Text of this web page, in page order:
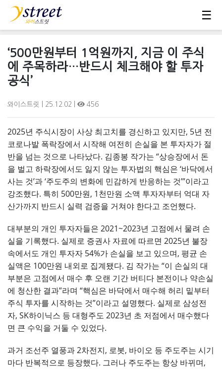
☰
‘500만원부터 1억원까지, 지금 이 주식
에 주목하라…반드시 체크해야 할 투자
공식’
와이스트릿 | 25.12.02 | 456
2025년 주식시장이 사상 최고치를 경신하고 있지만, 5년 전
코로나발 폭락장에서 시작해 여전히 손실을 본 투자자가 절
반을 넘는 것으로 나타났다. 김종봉 작가는 “상승장에서 돈
을 벌고 하락장에서도 잃지 않는 투자법의 핵심은 ‘바닥에서
사는 것’과 ‘주도주의 변화에 민감하게 반응하는 것’”이라고
강조했다. 특히 500만원, 1천만원 소액 투자자부터 억대 자
산가까지 반드시 실력 검증을 거쳐야 한다고 조언했다.
대부분의 개인 투자자들은 2021~2023년 고점에서 물려 손
실을 기록했다. 실제로 증권사 자료에 따르면 2025년 불장
속에서도 개인 투자자 54%가 손실을 보고 있으며, 평균 손
실액은 100만원 내외로 집계됐다. 김 작가는 “이 손실의 대
부분은 고점에서 매수 후 오랜 기간 버티다 본전이나 약손실
에 청산한 결과”라며 “핵심은 바닥에서 매수해 허리 밑부터
주식 투자를 시작하는 것”이라고 설명했다. 실제로 삼성전
자, SK하이닉스 등 대형주도 2023년 초 저점에서 매수했다
면 큰 수익을 거둘 수 있었다.
과거 조선주 열풍과 2차전지, 로봇, 바이오 등 주도주는 시기
마다 반복적으로 등장했다. 그러나 주도주는 항상 바뀌며,